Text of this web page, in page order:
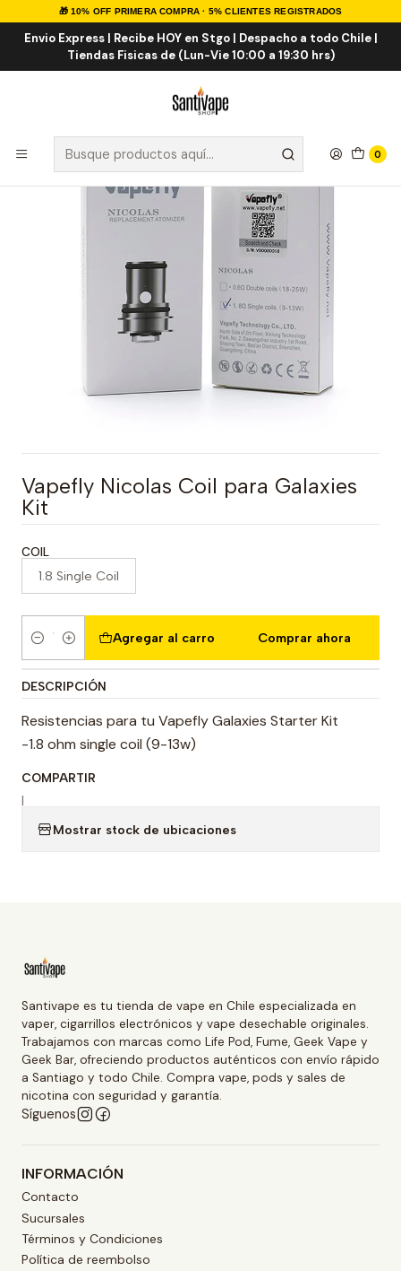
🎁 10% OFF PRIMERA COMPRA · 5% CLIENTES REGISTRADOS
Envio Express | Recibe HOY en Stgo | Despacho a todo Chile |
Tiendas Fisicas de (Lun-Vie 10:00 a 19:30 hrs)
0
Inicio Vapefly Nicolas Coil para Galaxies Kit
Vapefly Nicolas Coil para Galaxies
Kit
COIL
1.8 Single Coil
Cantidad
Agregar al carro Comprar ahora
DESCRIPCIÓN
Resistencias para tu Vapefly Galaxies Starter Kit
-1.8 ohm single coil (9-13w)
COMPARTIR
|
Mostrar stock de ubicaciones
Santivape es tu tienda de vape en Chile especializada en
vaper, cigarrillos electrónicos y vape desechable originales.
Trabajamos con marcas como Life Pod, Fume, Geek Vape y
Geek Bar, ofreciendo productos auténticos con envío rápido
a Santiago y todo Chile. Compra vape, pods y sales de
nicotina con seguridad y garantía.
Síguenos
INFORMACIÓN
Contacto
Sucursales
Términos y Condiciones
Política de reembolso